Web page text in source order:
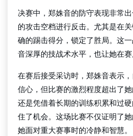
决赛中，郑姝音的防守表现非常
的攻击空档进行反击。尤其是在
确的踢击得分，锁定了胜局。这
音深厚的技战术水平，也让她在赛
在赛后接受采访时，郑姝音表示
信心，但比赛的激烈程度超出了
还是凭借着长期的训练积累和过
住了机会。这场比赛不仅证明了
她面对重大赛事时的冷静和智慧。